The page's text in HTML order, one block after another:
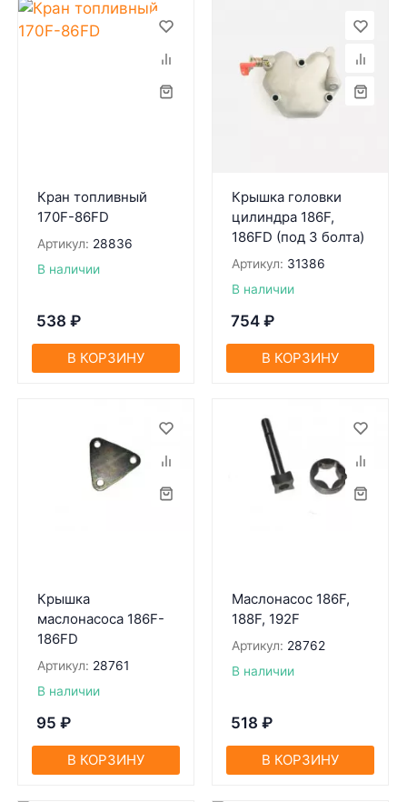
Кран топливный
170F-86FD
Артикул: 28836
В наличии
538 ₽
В КОРЗИНУ
Крышка головки
цилиндра 186F,
186FD (под 3 болта)
Артикул: 31386
В наличии
754 ₽
В КОРЗИНУ
Крышка
маслонасоса 186F-
186FD
Артикул: 28761
В наличии
95 ₽
В КОРЗИНУ
Маслонасос 186F,
188F, 192F
Артикул: 28762
В наличии
518 ₽
В КОРЗИНУ